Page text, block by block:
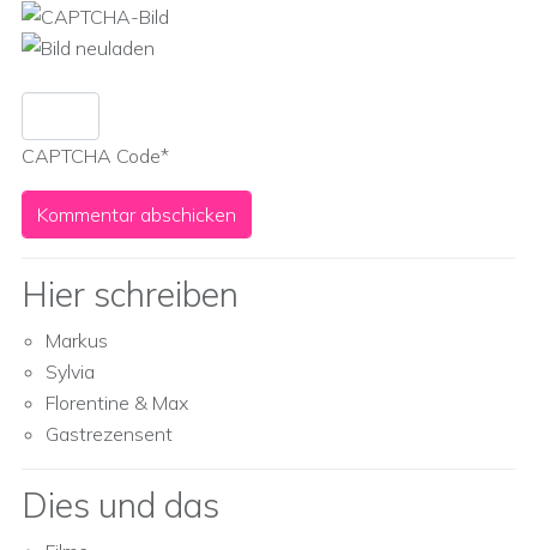
CAPTCHA Code*
Hier schreiben
Markus
Sylvia
Florentine & Max
Gastrezensent
Dies und das